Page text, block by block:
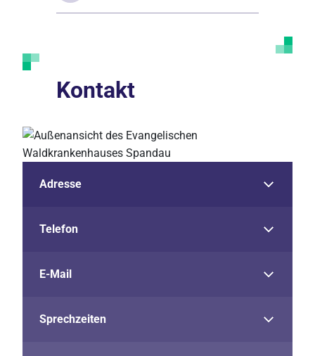
Kontakt
Adresse
Telefon
E-Mail
Sprechzeiten